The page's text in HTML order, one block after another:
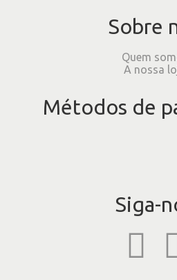
Sobre
Quem
A nossa
Métodos de
Siga-